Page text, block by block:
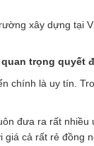
xây dựng tại
trọng quyết
chính là uy tín.
đưa ra rất
cả rất rẻ đồng